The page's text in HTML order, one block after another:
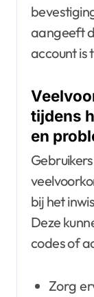
aangeeft
account is
tijdens
en
bij het
Deze
codes of
Zorg